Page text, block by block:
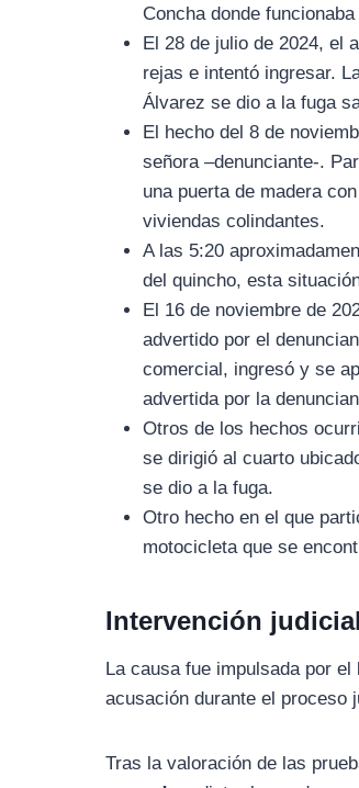
Concha donde
El 28 de julio de 2024, el
rejas e intentó ingresar.
Álvarez se dio a la fuga
El hecho del 8 de
señora –denunciante-.
una puerta de madera
viviendas colindantes.
A las 5:20
del quincho, esta
El 16 de noviembre de
advertido por el
comercial, ingresó y se
advertida por la
Otros de los hechos
se dirigió al cuarto
se dio a la fuga.
Otro hecho en el que
motocicleta que se
Intervención judicial
La causa fue impulsada por el
acusación durante el proceso
Tras la valoración de las